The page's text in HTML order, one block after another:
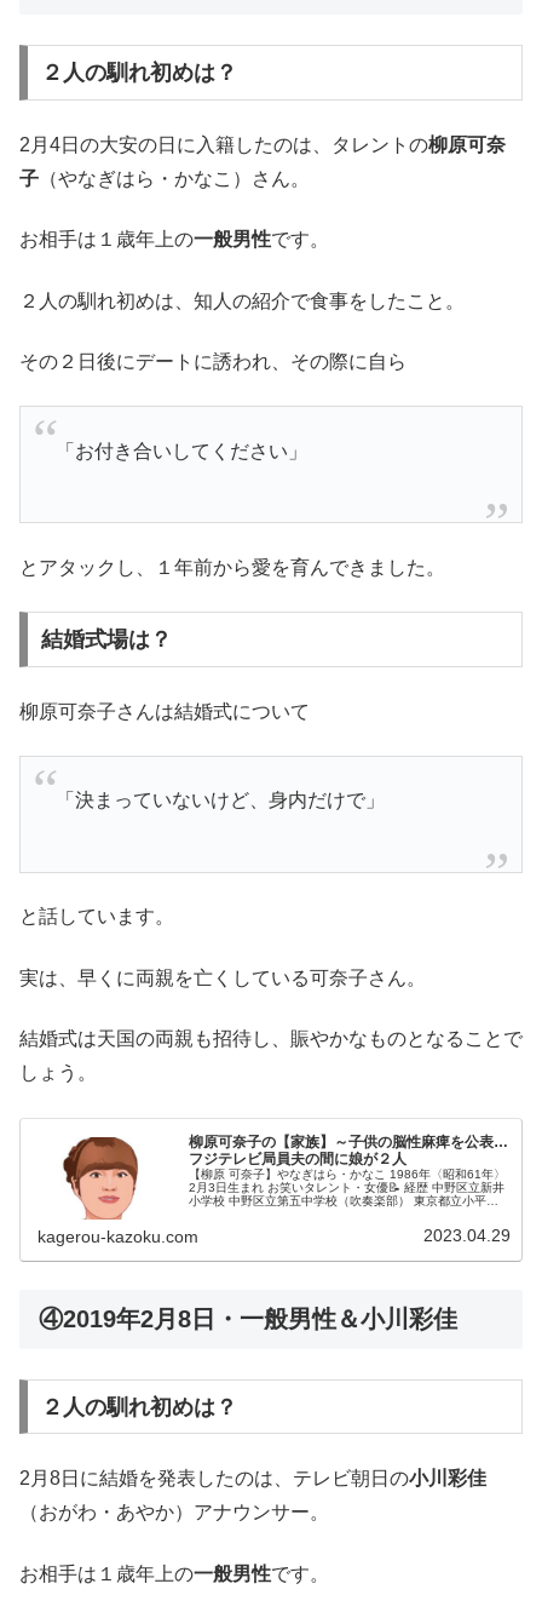
２人の馴れ初めは？
2月4日の大安の日に入籍したのは、タレントの柳原可奈
子 （やなぎはら・かなこ）さん。
お相手は１歳年上の一般男性です。
２人の馴れ初めは、知人の紹介で食事をしたこと。
その２日後にデートに誘われ、その際に自ら
「お付き合いしてください」
とアタックし、１年前から愛を育んできました。
結婚式場は？
柳原可奈子さんは結婚式について
「決まっていないけど、身内だけで」
と話しています。
実は、早くに両親を亡くしている可奈子さん。
結婚式は天国の両親も招待し、賑やかなものとなることで
しょう。
柳原可奈子の【家族】～子供の脳性麻痺を公表…
フジテレビ局員夫の間に娘が２人
【柳原 可奈子】やなぎはら・かなこ 1986年〈昭和61年〉
2月3日生まれ お笑いタレント・女優📝 経歴 中野区立新井
小学校 中野区立第五中学校（吹奏楽部） 東京都立小平高
kagerou-kazoku.com 2023.04.29
④2019年2月8日・一般男性＆小川彩佳
２人の馴れ初めは？
2月8日に結婚を発表したのは、テレビ朝日の小川彩佳
（おがわ・あやか）アナウンサー。
お相手は１歳年上の一般男性です。